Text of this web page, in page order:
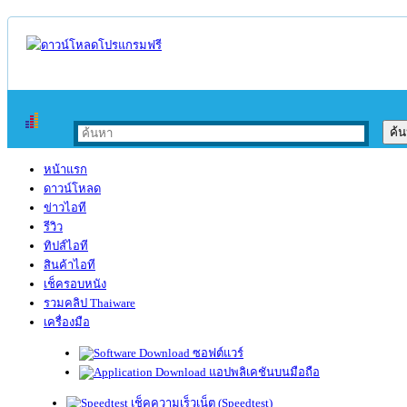
หน้าแรก
ดาวน์โหลด
ข่าวไอที
รีวิว
ทิปส์ไอที
สินค้าไอที
เช็ครอบหนัง
รวมคลิป Thaiware
เครื่องมือ
ซอฟต์แวร์
แอปพลิเคชันบนมือถือ
เช็คความเร็วเน็ต (Speedtest)